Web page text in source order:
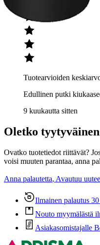
Tuotearvioiden
Edullinen putki
9 kuukautta sitten
Oletko
Ovatko tuotetiedot riittävät?
voisi muuten parantaa, anna
Anna palautetta, Avautuu
Ilmainen palautus
Nouto myymälästä
Asiakasomistajalle